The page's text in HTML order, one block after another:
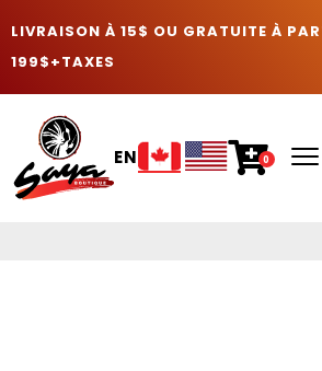
LIVRAISON À 15$ OU GRATUITE À
199$+TAXES
EN 0